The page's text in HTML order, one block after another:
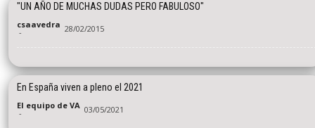
"UN AÑO DE MUCHAS DUDAS PERO FABULOSO"
csaavedra
- 28/02/2015
En España viven a pleno el 2021
El equipo de VA
- 03/05/2021